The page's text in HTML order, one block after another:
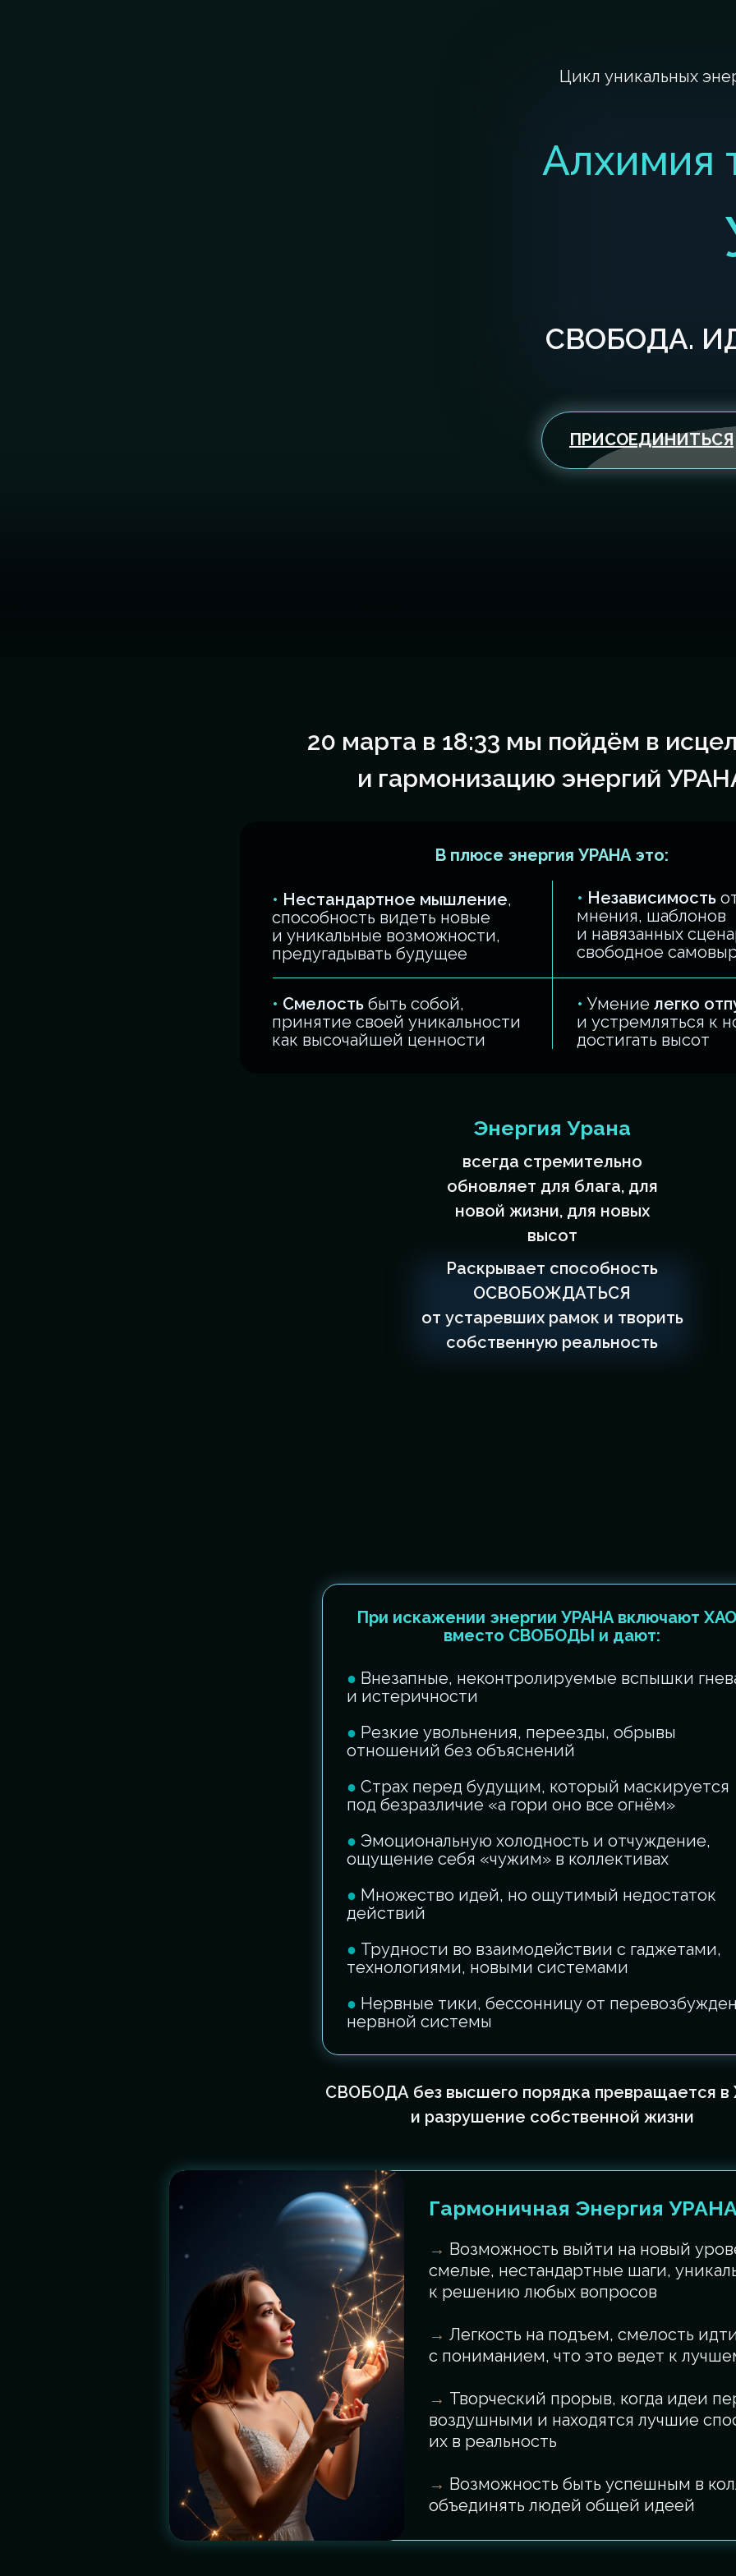
ПРИСОЕДИНИТЬСЯ
СВОБОДА.
Алхимия
Цикл уникальных
→ Возможность выйти на новый
смелые, нестандартные шаги,
к решению любых вопросов
→ Легкость на подъем, смелость
с пониманием, что это ведет к
→ Творческий прорыв, когда идеи
воздушными и находятся лучшие
их в реальность
→ Возможность быть успешным в
объединять людей общей идеей
Гармоничная Энергия
● Внезапные, неконтролируемые вспышки
и истеричности
● Резкие увольнения, переезды, обрывы
отношений без объяснений
● Страх перед будущим, который маскируется
под безразличие «а гори оно все огнём»
● Эмоциональную холодность и отчуждение,
ощущение себя «чужим» в коллективах
● Множество идей, но ощутимый недостаток
действий
● Трудности во взаимодействии с гаджетами,
технологиями, новыми системами
● Нервные тики, бессонницу от
нервной системы
Энергия Урана
При искажении энергии УРАНА включают
вместо СВОБОДЫ и дают:
20 марта в 18:33 мы пойдём в
и гармонизацию энергий
СВОБОДА без высшего порядка превращается
и разрушение собственной жизни
• Смелость быть собой,
принятие своей уникальности
как высочайшей ценности
• Умение легко
и устремляться к
достигать высот
• Нестандартное мышление,
способность видеть новые
и уникальные возможности,
предугадывать будущее
• Независимость
мнения, шаблонов
и навязанных
свободное
В плюсе энергия УРАНА это:
Раскрывает способность
ОСВОБОЖДАТЬСЯ
от устаревших рамок и творить
собственную реальность
всегда стремительно
обновляет для блага, для
новой жизни, для новых
высот